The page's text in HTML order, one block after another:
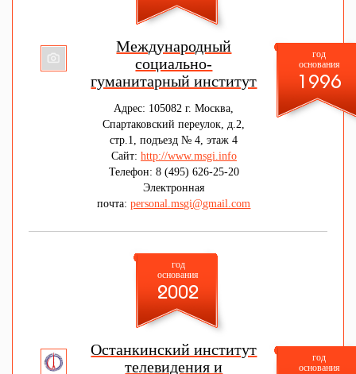
Международный
социально-
гуманитарный институт
Адрес: 105082 г. Москва,
Спартаковский переулок, д.2,
стр.1, подъезд № 4, этаж 4
Сайт: http://www.msgi.info
Телефон: 8 (495) 626-25-20
Электронная
почта:personal.msgi@gmail.com
год
основания
1996
год
основания
2002
Останкинский институт
телевидения и
год
основания